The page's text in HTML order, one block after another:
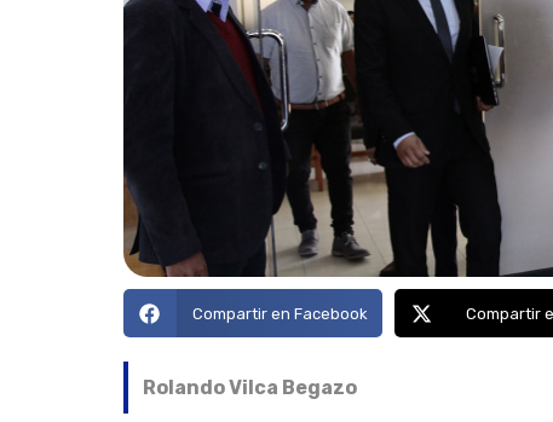
Compartir en Facebook Compartir
Rolando Vilca Begazo